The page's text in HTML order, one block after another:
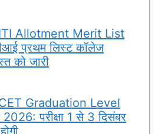
Allotment Merit List
प्रथम लिस्ट कॉलेज
को जारी
Graduation Level
परीक्षा 1 से 3 दिसंबर